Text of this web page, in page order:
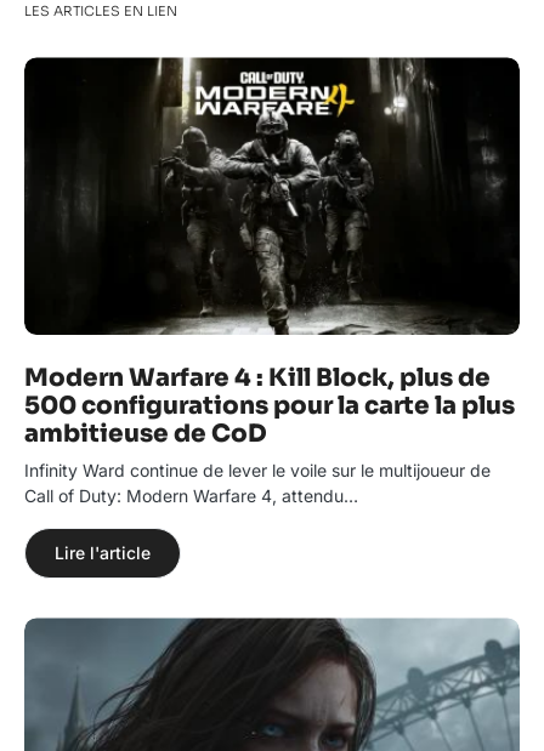
LES ARTICLES EN LIEN
Modern Warfare 4 : Kill Block, plus de
500 configurations pour la carte la plus
ambitieuse de CoD
Infinity Ward continue de lever le voile sur le multijoueur de
Call of Duty: Modern Warfare 4, attendu…
Lire l'article